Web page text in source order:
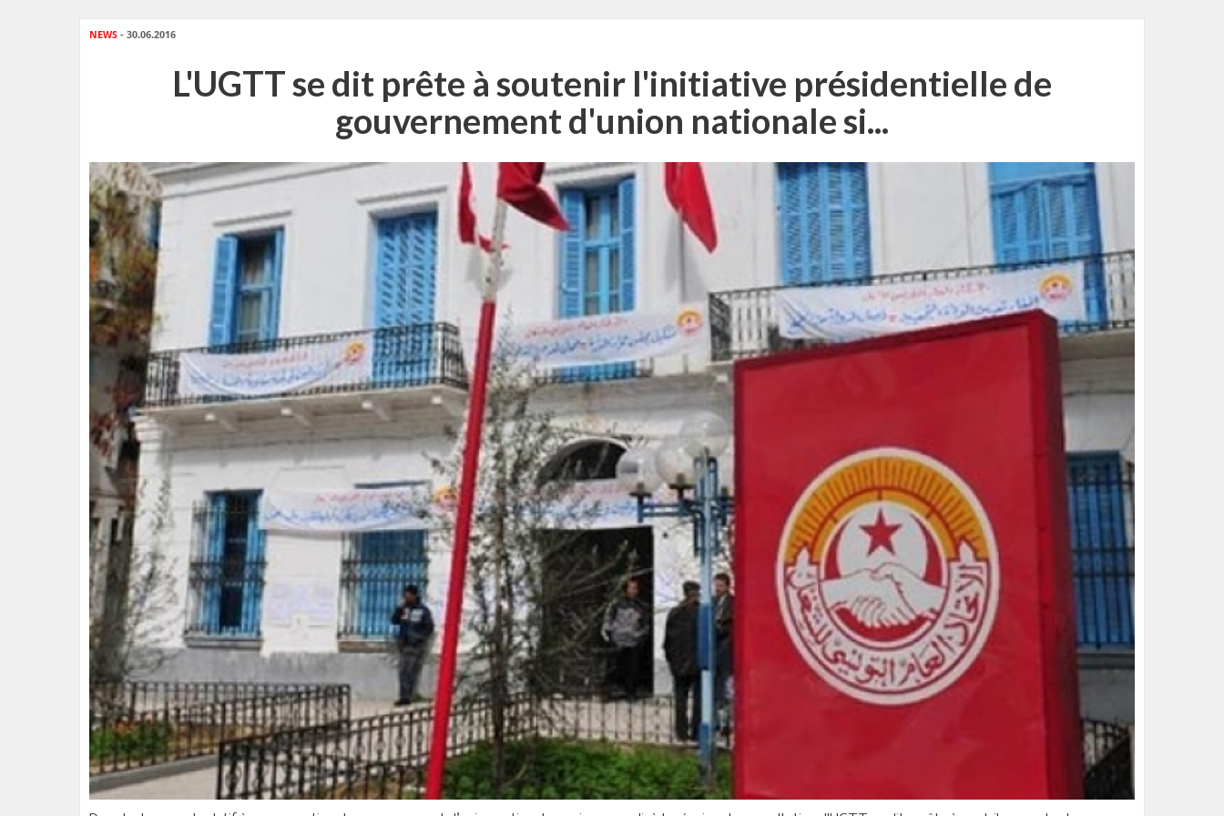
NEWS - 30.06.2016
L'UGTT se dit prête à soutenir l'initiative présidentielle de
gouvernement d'union nationale si...